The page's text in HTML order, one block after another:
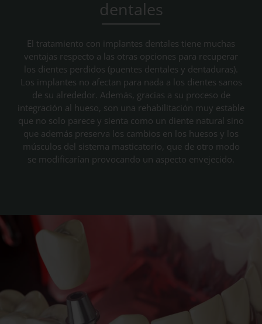
dentales
El tratamiento con implantes dentales tiene muchas
ventajas respecto a las otras opciones para recuperar
los dientes perdidos (puentes dentales y dentaduras).
Los implantes no afectan para nada a los dientes sanos
de su alrededor. Además, gracias a su proceso de
integración al hueso, son una rehabilitación muy estable
que no solo parece y sienta como un diente natural sino
que además preserva los cambios en los huesos y los
músculos del sistema masticatorio, que de otro modo
se modificarían provocando un aspecto envejecido.